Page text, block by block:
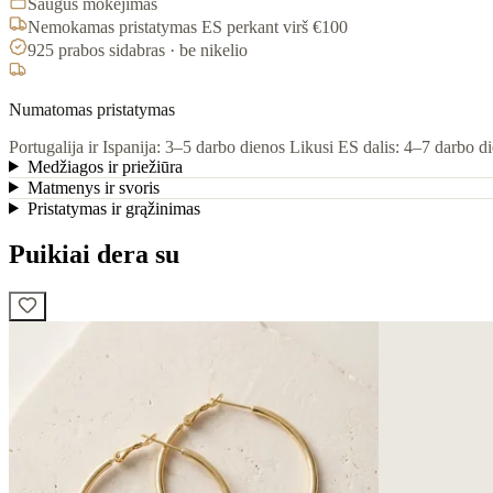
Nemokamas pristatymas ES perkant virš €100
925 prabos sidabras · be nikelio
Numatomas pristatymas
Portugalija ir Ispanija: 3–5 darbo dienos Likusi ES dalis: 4–7 darbo
Medžiagos ir priežiūra
Matmenys ir svoris
Pristatymas ir grąžinimas
Puikiai dera su